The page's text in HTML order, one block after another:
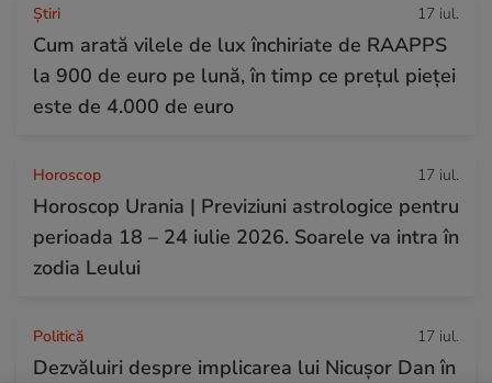
Ştiri 17 iul.
Cum arată vilele de lux închiriate de RAAPPS
la 900 de euro pe lună, în timp ce prețul pieței
este de 4.000 de euro
Horoscop 17 iul.
Horoscop Urania | Previziuni astrologice pentru
perioada 18 – 24 iulie 2026. Soarele va intra în
zodia Leului
Politică 17 iul.
Dezvăluiri despre implicarea lui Nicușor Dan în